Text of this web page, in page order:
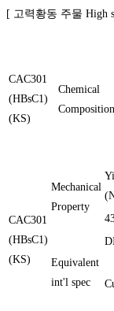
[ 고력황동 주물 High
CAC301
(HBsC1)
(KS)
Chemical
Composition
CAC301
(HBsC1)
(KS)
Mechanical
Property
Equivalent
int'l spec